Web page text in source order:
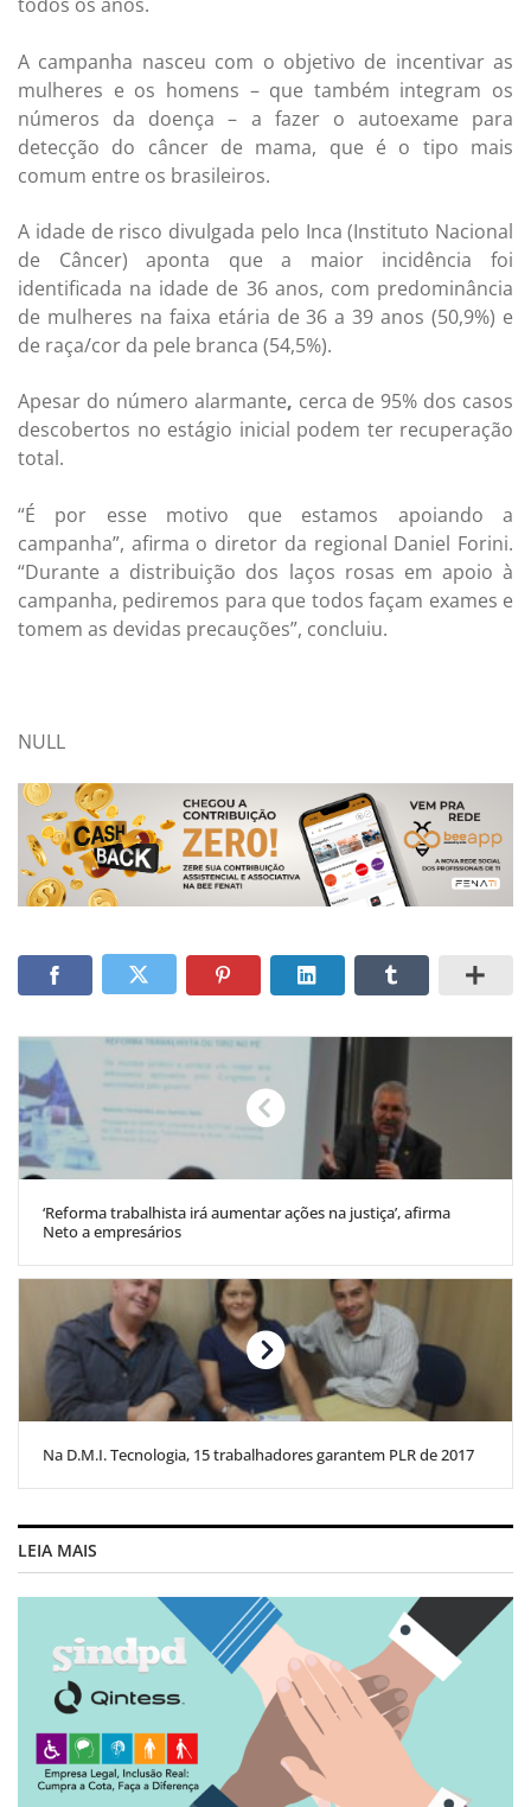
A campanha nasceu com o objetivo de incentivar as
mulheres e os homens – que também integram os
números da doença – a fazer o autoexame para
detecção do câncer de mama, que é o tipo mais
comum entre os brasileiros.
A idade de risco divulgada pelo Inca (Instituto Nacional
de Câncer) aponta que a maior incidência foi
identificada na idade de 36 anos, com predominância
de mulheres na faixa etária de 36 a 39 anos (50,9%) e
de raça/cor da pele branca (54,5%).
Apesar do número alarmante, cerca de 95% dos casos
descobertos no estágio inicial podem ter recuperação
total.
“É por esse motivo que estamos apoiando a
campanha”, afirma o diretor da regional Daniel Forini.
“Durante a distribuição dos laços rosas em apoio à
campanha, pediremos para que todos façam exames e
tomem as devidas precauções”, concluiu.
NULL
‘Reforma trabalhista irá aumentar ações na justiça’, afirma
Neto a empresários
Na D.M.I. Tecnologia, 15 trabalhadores garantem PLR de 2017
LEIA MAIS